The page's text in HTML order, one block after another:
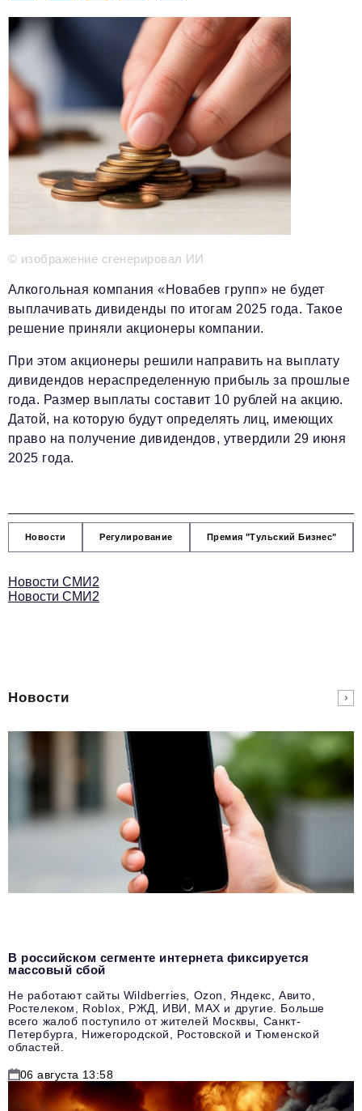
Авторские материалы
Телефон редакции:+7 495 727-01-67
Электронные почты редакции:
Информационный отдел
info@business-magazine.online
Отдел рекламы
reklama@business-magazine.online
partner@business-magazine.online
© изображение сгенерировал ИИ
Алкогольная компания «Новабев групп» не будет
выплачивать дивиденды по итогам 2025 года. Такое
решение приняли акционеры компании.
При этом акционеры решили направить на выплату
дивидендов нераспределенную прибыль за прошлые
года. Размер выплаты составит 10 рублей на акцию.
Датой, на которую будут определять лиц, имеющих
право на получение дивидендов, утвердили 29 июня
2025 года.
Новости Регулирование Премия "Тульский Бизнес"
Новости СМИ2
Новости СМИ2
Новости
В российском сегменте интернета фиксируется
массовый сбой
Не работают сайты Wildberries, Ozon, Яндекс, Авито,
Ростелеком, Roblox, РЖД, ИВИ, MAX и другие. Больше
всего жалоб поступило от жителей Москвы, Санкт-
Петербурга, Нижегородской, Ростовской и Тюменской
областей.
06 августа 13:58